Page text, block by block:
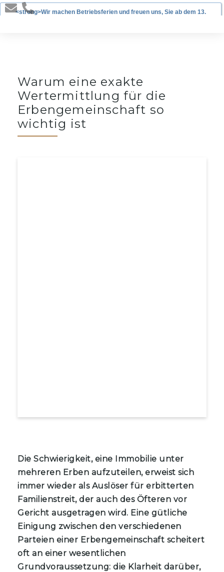
Warum eine exakte
Wertermittlung für die
Erbengemeinschaft so
wichtig ist
Die Schwierigkeit, eine Immobilie unter
mehreren Erben aufzuteilen, erweist sich
immer wieder als Auslöser für erbitterten
Familienstreit, der auch des Öfteren vor
Gericht ausgetragen wird. Eine gütliche
Einigung zwischen den verschiedenen
Parteien einer Erbengemeinschaft scheitert
oft an einer wesentlichen
Grundvoraussetzung: die Klarheit darüber,
<strong>Wir machen Betriebsferien und freuen uns, Sie ab dem 13.